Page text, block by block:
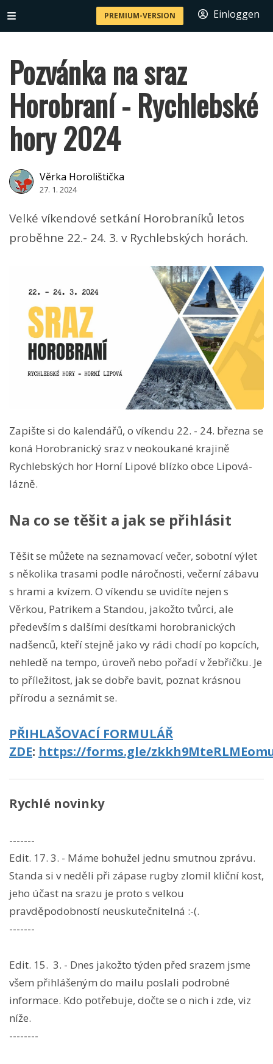
PREMIUM-VERSION Einloggen
Pozvánka na sraz
Horobraní - Rychlebské
hory 2024
Věrka Horolištička
27. 1. 2024
Velké víkendové setkání Horobraníků letos
proběhne 22.- 24. 3. v Rychlebských horách.
Zapište si do kalendářů, o víkendu 22. - 24. března se
koná Horobranický sraz v neokoukané krajině
Rychlebských hor Horní Lipové blízko obce Lipová-
lázně.
Na co se těšit a jak se přihlásit
Těšit se můžete na seznamovací večer, sobotní výlet
s několika trasami podle náročnosti, večerní zábavu
s hrami a kvízem. O víkendu se uvidíte nejen s
Věrkou, Patrikem a Standou, jakožto tvůrci, ale
především s dalšími desítkami horobranických
nadšenců, kteří stejně jako vy rádi chodí po kopcích,
nehledě na tempo, úroveň nebo pořadí v žebříčku. Je
to příležitost, jak se dobře bavit, poznat krásnou
přírodu a seznámit se.
PŘIHLAŠOVACÍ FORMULÁŘ
ZDE: https://forms.gle/
Rychlé novinky
-------
Edit. 17. 3. - Máme bohužel jednu smutnou zprávu.
Standa si v neděli při zápase rugby zlomil kliční kost,
jeho účast na srazu je proto s velkou
pravděpodobností neuskutečnitelná :-(.
-------
Edit. 15. 3. - Dnes jakožto týden před srazem jsme
všem přihlášeným do mailu poslali podrobné
informace. Kdo potřebuje, dočte se o nich i zde, viz
níže.
--------